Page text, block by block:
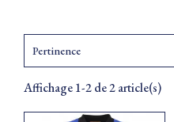
Pertinence
Affichage 1-2 de 2 article(s)